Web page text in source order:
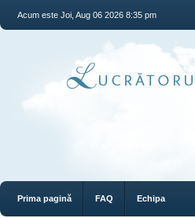
Acum este Joi, Aug 06 2026 8:35 pm
Prima pagină FAQ Echipa